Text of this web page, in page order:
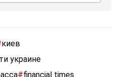
киев
украине
#financial times